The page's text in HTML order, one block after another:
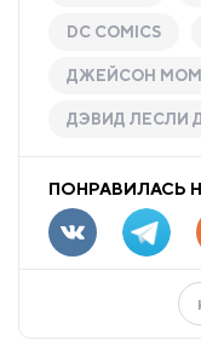
DC COMICS
ДЖЕЙСОН
ДЭВИД ЛЕСЛИ
ПОНРАВИЛАСЬ